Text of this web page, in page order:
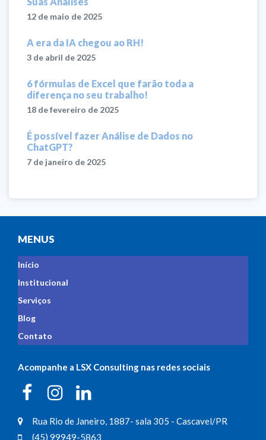
12 de maio de 2025
A era da IA chegou ao RH!
3 de abril de 2025
6 fórmulas de Excel que farão toda a
diferença no seu trabalho!
18 de fevereiro de 2025
É possível fazer Análise de Dados no
ChatGPT?
7 de janeiro de 2025
MENUS
Início
Institucional
Serviços
Blog
Contato
Acompanhe a LSX Consulting nas redes sociais
Rua Rio de Janeiro, 1887- sala 305 - Cascavel/PR
(45) 99949-5863